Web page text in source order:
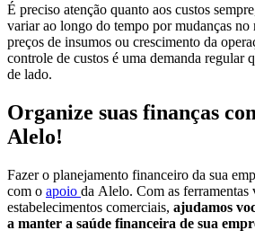
É preciso atenção quanto aos custos
variar ao longo do tempo por mudanças no
preços de insumos ou crescimento da
controle de custos é uma demanda regular
de lado.
Organize suas finanças
Alelo!
Fazer o planejamento financeiro da sua
com o apoio da Alelo. Com as ferramentas
estabelecimentos comerciais, ajudamos
a manter a saúde financeira de sua